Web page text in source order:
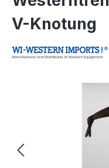
V-Knotung